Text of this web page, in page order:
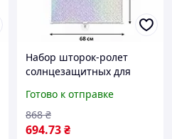
Набор шторок-ролет
солнцезащитных для
RolerProtect 3 шт 68 х 125
см Серебро
Готово к отправке
694.73₴
868 ₴